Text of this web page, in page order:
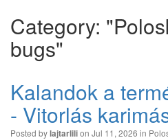
Category:
bugs"
Kalandok a
- Vitorlás
Posted bylajtarlilion Jul 11, 2026 in